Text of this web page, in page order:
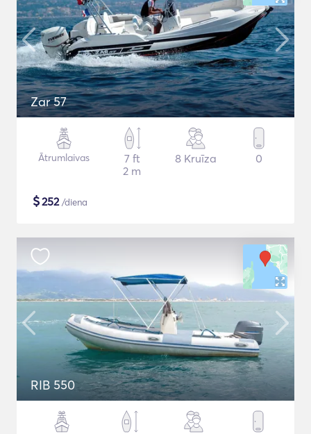
Zar 57
Ātrumlaivas
7 ft
2 m
8 Kruīza 0
$252/diena
RIB 550